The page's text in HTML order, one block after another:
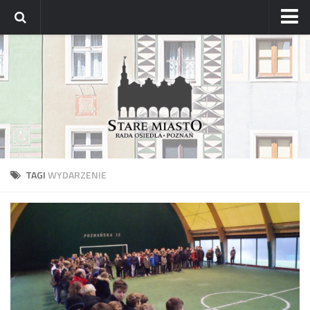
Strona główna
Archiwum aktualności
Archiwum bloga
Osiedle
Mapa osiedla
ZDM – awarie
Rada
TAGIWYDARZENIE